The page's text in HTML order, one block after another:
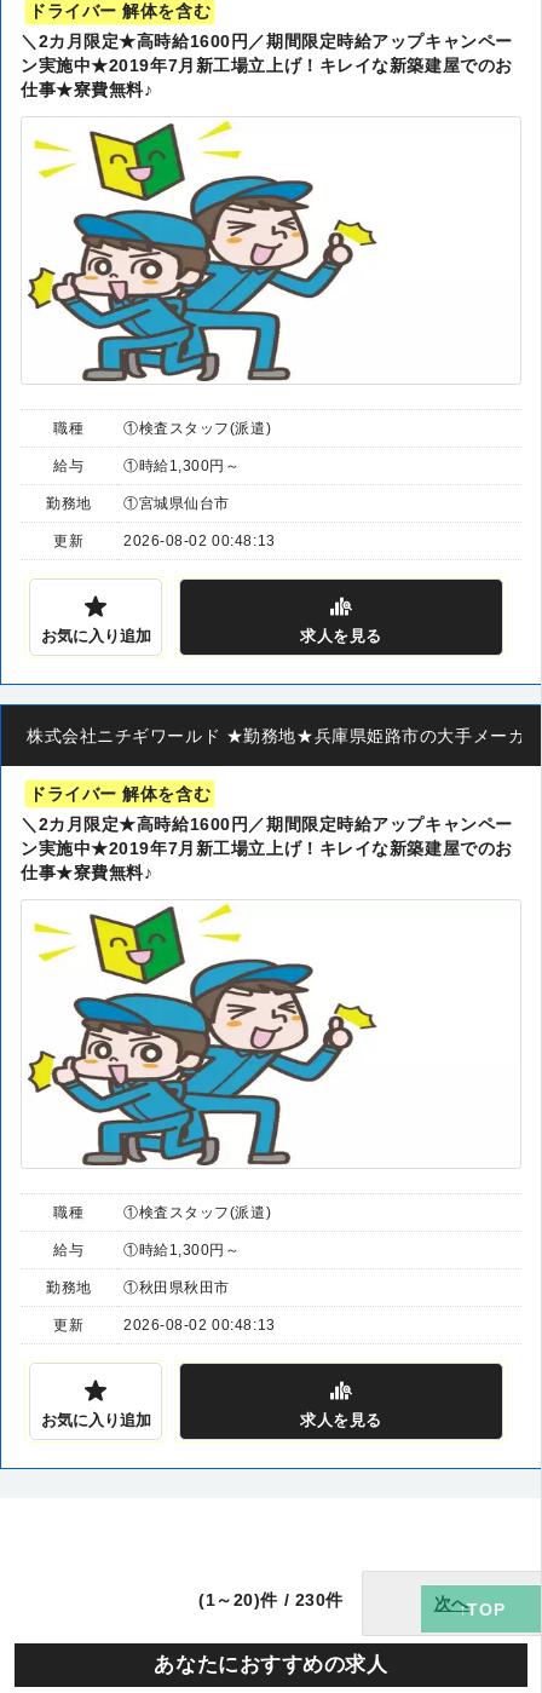
ドライバー 解体を含む
＼2カ月限定★高時給1600円／期間限定時給アップキャンペー
ン実施中★2019年7月新工場立上げ！キレイな新築建屋でのお
仕事★寮費無料♪
職種 ①検査スタッフ(派遣)
給与 ①時給1,300円～
勤務地 ①宮城県仙台市
更新 2026-08-02 00:48:13
お気に入り追加 求人を見る
株式会社ニチギワールド ★勤務地★兵庫県姫路市の大手メー
ドライバー 解体を含む
＼2カ月限定★高時給1600円／期間限定時給アップキャンペー
ン実施中★2019年7月新工場立上げ！キレイな新築建屋でのお
仕事★寮費無料♪
職種 ①検査スタッフ(派遣)
給与 ①時給1,300円～
勤務地 ①秋田県秋田市
更新 2026-08-02 00:48:13
お気に入り追加 求人 を見る
(1～20)件 / 230件 次へ
あなたにおすすめの求人